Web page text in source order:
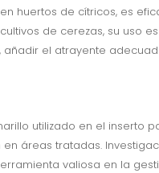
huertos de cítricos, es
de cerezas, su uso
añadir el atrayente
utilizado en el inserto
áreas tratadas.
valiosa en la